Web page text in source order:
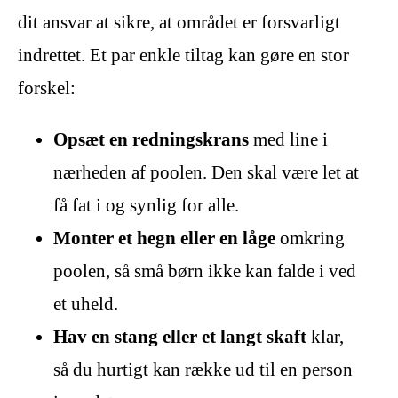
dit ansvar at sikre, at området er forsvarligt
indrettet. Et par enkle tiltag kan gøre en stor
forskel:
Opsæt en redningskrans med line i
nærheden af poolen. Den skal være let at
få fat i og synlig for alle.
Monter et hegn eller en låge omkring
poolen, så små børn ikke kan falde i ved
et uheld.
Hav en stang eller et langt skaft klar,
så du hurtigt kan række ud til en person